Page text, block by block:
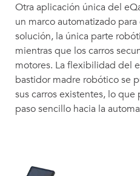
Otra aplicación única del
un marco automatizado
solución, la única parte
mientras que los carros
motores. La flexibilidad del
bastidor madre robótico se
sus carros existentes, lo
paso sencillo hacia la